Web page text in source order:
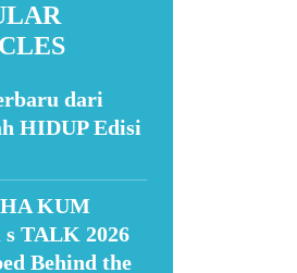
dari
HIDUP Edisi
KUM
TALK 2026
Behind the